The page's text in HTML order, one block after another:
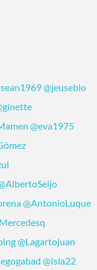
@jeusebio
@eva1975
@AntonioLuque
@Lagartojuan
@Isla22